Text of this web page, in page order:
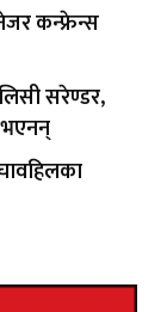
कन्फ्रेन्स
सरेण्डर,